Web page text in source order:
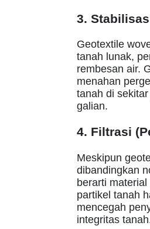
3.
Geotextile
tanah lunak,
rembesan air.
menahan
tanah di
galian.
4. Filtrasi
Meskipun
dibandingkan
berarti
partikel tanah
mencegah
integritas